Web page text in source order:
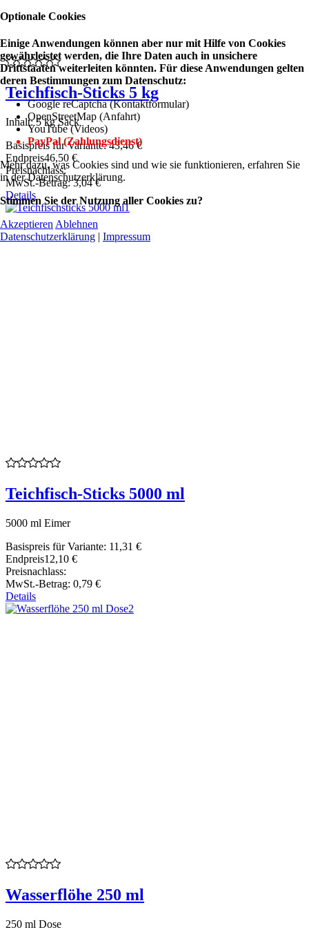
Teichfisch-Sticks 5 kg
Inhalt: 5 kg Sack
Basispreis für Variante:43,46 €
Endpreis46,50 €
Preisnachlass:
MwSt.-Betrag:3,04 €
Details
Teichfisch-Sticks 5000 ml
5000 ml Eimer
Basispreis für Variante: 11,31 €
Endpreis12,10 €
Preisnachlass:
MwSt.-Betrag: 0,79 €
Details
Wasserflöhe 250 ml
250 ml Dose
Optionale Cookies
Einige Anwendungen können aber nur mit Hilfe von Cookies
gewährleistet werden, die Ihre Daten auch in unsichere
Drittstaaten weiterleiten könnten. Für diese Anwendungen gelten
deren Bestimmungen zum Datenschutz:
Google reCaptcha (Kontaktformular)
OpenStreetMap (Anfahrt)
YouTube (Videos)
PayPal (Zahlungsdienst)
Mehr dazu, was Cookies sind und wie sie funktionieren, erfahren Sie
in der Datenschutzerklärung.
Stimmen Sie der Nutzung aller Cookies zu?
Akzeptieren Ablehnen
Datenschutzerklärung | Impressum